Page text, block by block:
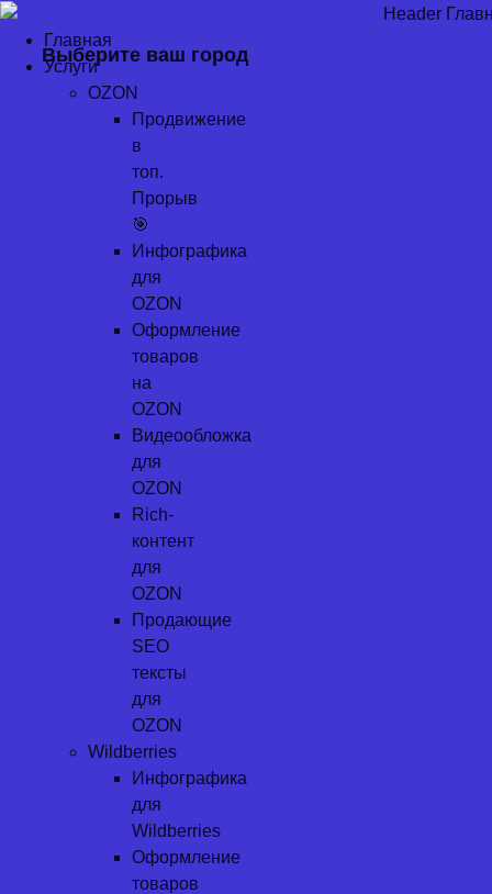
Перейти
содержимому
Главная
Услуги
OZON
Продвижение
в
топ.
Прорыв
🎯
Инфографика
для
OZON
Оформление
товаров
на
OZON
Видеообложка
для
OZON
Rich-
контент
для
OZON
Продающие
SEO
тексты
для
OZON
Wildberries
Инфографика
для
Wildberries
Оформление
товаров
Выберите ваш город